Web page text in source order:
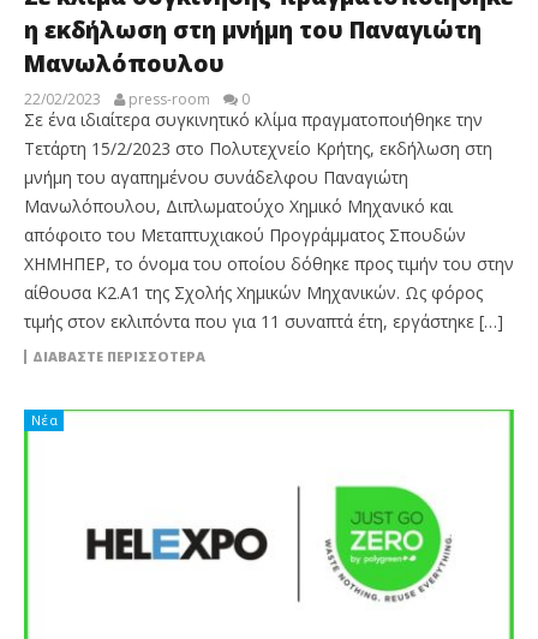
η εκδήλωση στη μνήμη του Παναγιώτη
Μανωλόπουλου
22/02/2023 press-room 0
Σε ένα ιδιαίτερα συγκινητικό κλίμα πραγματοποιήθηκε την
Τετάρτη 15/2/2023 στο Πολυτεχνείο Κρήτης, εκδήλωση στη
μνήμη του αγαπημένου συνάδελφου Παναγιώτη
Μανωλόπουλου, Διπλωματούχο Χημικό Μηχανικό και
απόφοιτο του Μεταπτυχιακού Προγράμματος Σπουδών
ΧΗΜΗΠΕΡ, το όνομα του οποίου δόθηκε προς τιμήν του στην
αίθουσα Κ2.Α1 της Σχολής Χημικών Μηχανικών. Ως φόρος
τιμής στον εκλιπόντα που για 11 συναπτά έτη, εργάστηκε […]
ΔΙΑΒΆΣΤΕ ΠΕΡΙΣΣΌΤΕΡΑ
Νέα